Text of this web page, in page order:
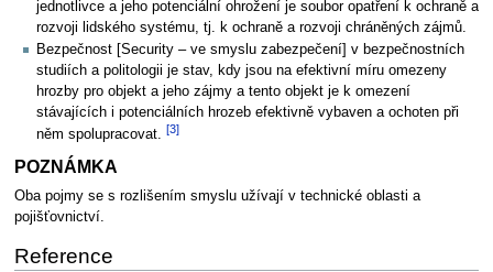
jednotlivce a jeho potenciální ohrožení je soubor opatření k ochraně a
rozvoji lidského systému, tj. k ochraně a rozvoji chráněných zájmů.
Bezpečnost [Security – ve smyslu zabezpečení] v bezpečnostních
studiích a politologii je stav, kdy jsou na efektivní míru omezeny
hrozby pro objekt a jeho zájmy a tento objekt je k omezení
stávajících i potenciálních hrozeb efektivně vybaven a ochoten při
něm spolupracovat. [3]
POZNÁMKA
Oba pojmy se s rozlišením smyslu užívají v technické oblasti a
pojišťovnictví.
Reference